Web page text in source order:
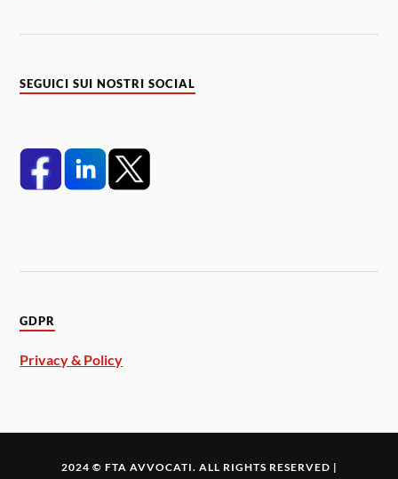
SEGUICI SUI NOSTRI SOCIAL
GDPR
Privacy & Policy
2024 © FTA AVVOCATI. ALL RIGHTS RESERVED |